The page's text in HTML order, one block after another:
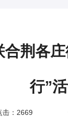
荆各
行”
击：2669